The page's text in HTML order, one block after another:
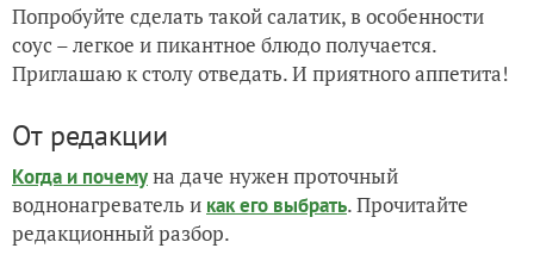
Попробуйте сделать такой салатик, в особенности
соус – легкое и пикантное блюдо получается.
Приглашаю к столу отведать. И приятного аппетита!
От редакции
Когда и почемуна даче нужен проточный
воднонагреватель и как его выбрать. Прочитайте
редакционный разбор.